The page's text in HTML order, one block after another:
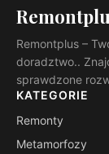
Remontplus –
doradztwo..
sprawdzone
KATEGORIE
Remonty
Metamorfozy